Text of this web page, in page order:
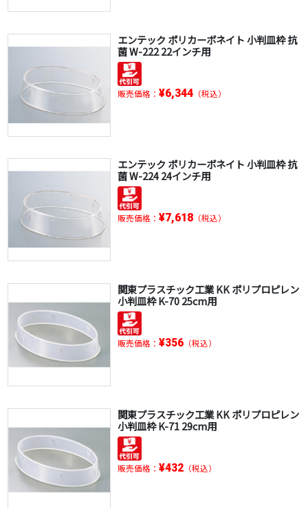
エンテック ポリカーボネイト 小判皿枠 抗
菌 W-222 22インチ用
販売価格： ¥6,344（税込）
エンテック ポリカーボネイト 小判皿枠 抗
菌 W-224 24インチ用
販売価格： ¥7,618（税込）
関東プラスチック工業 KK ポリプロピレン
小判皿枠 K-70 25cm用
販売価格： ¥356（税込）
関東プラスチック工業 KK ポリプロピレン
小判皿枠 K-71 29cm用
販売価格： ¥432（税込）